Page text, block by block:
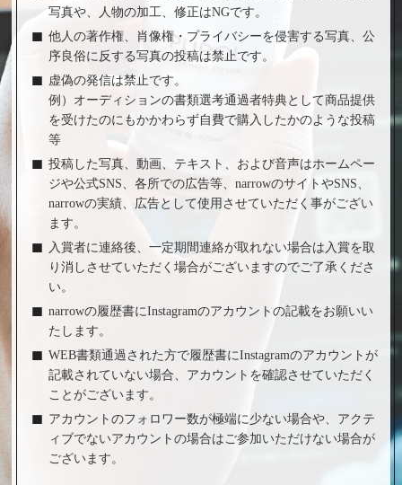
写真や、人物の加工、修正はNGです。
他人の著作権、肖像権・プライバシーを侵害する写真、公
序良俗に反する写真の投稿は禁止です。
虚偽の発信は禁止です。
例）オーディションの書類選考通過者特典として商品提供
を受けたのにもかかわらず自費で購入したかのような投稿
等
投稿した写真、動画、テキスト、および音声はホームペー
ジや公式SNS、各所での広告等、narrowのサイトやSNS、
narrowの実績、広告として使用させていただく事がござい
ます。
入賞者に連絡後、一定期間連絡が取れない場合は入賞を取
り消しさせていただく場合がございますのでご了承くださ
い。
narrowの履歴書にInstagramのアカウントの記載をお願いい
たします。
WEB書類通過された方で履歴書にInstagramのアカウントが
記載されていない場合、アカウントを確認させていただく
ことがございます。
アカウントのフォロワー数が極端に少ない場合や、アクテ
ィブでないアカウントの場合はご参加いただけない場合が
ございます。